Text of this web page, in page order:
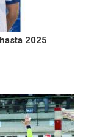
2025